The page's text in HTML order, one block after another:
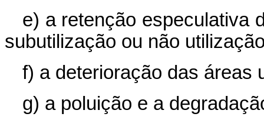
e) a retenção especulativa
subutilização ou não
f) a deterioração das áreas
g) a poluição e a